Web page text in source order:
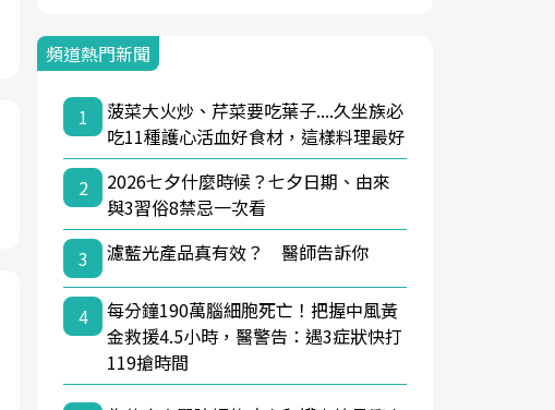
頻道熱門新聞
1
菠菜大火炒、芹菜要吃葉子....久坐族必
吃11種護心活血好食材，這樣料理最好
2
2026七夕什麼時候？七夕日期、由來
與3習俗8禁忌一次看
3
濾藍光產品真有效？ 醫師告訴你
4
每分鐘190萬腦細胞死亡！把握中風黃
金救援4.5小時，醫警告：遇3症狀快打
119搶時間